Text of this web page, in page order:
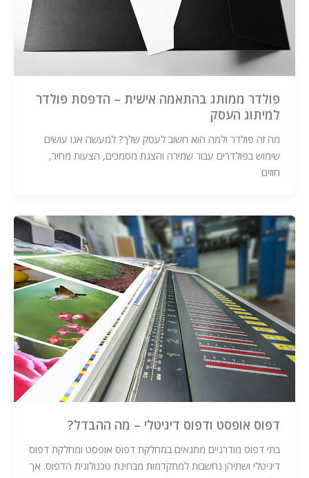
פולדר ממותג בהתאמה אישית – הדפסת פולדר
למיתוג העסק
מה זה פולדר ולמה הוא חשוב לעסק שלך? למעשה אנו עושים
שימוש בפולדרים עבור שמירה והצגת מסמכים, הצעות מחיר,
חוזים
דפוס אופסט ודפוס דיגיטלי – מה ההבדל?
בתי דפוס מודרניים מתגאים במחלקת דפוס אופסט ומחלקת דפוס
דיגיטלי ושתיהן נחשבות למתקדמות מבחינת טכנולוגית הדפוס. אך